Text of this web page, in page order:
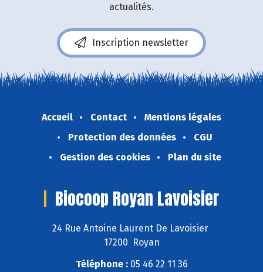
actualités.
Inscription newsletter
Accueil Contact
Mentions légales
Protection des données
CGU
Gestion des cookies
Plan du site
Biocoop Royan Lavoisier
24 Rue Antoine Laurent De Lavoisier
17200 Royan
Téléphone :05 46 22 11 36